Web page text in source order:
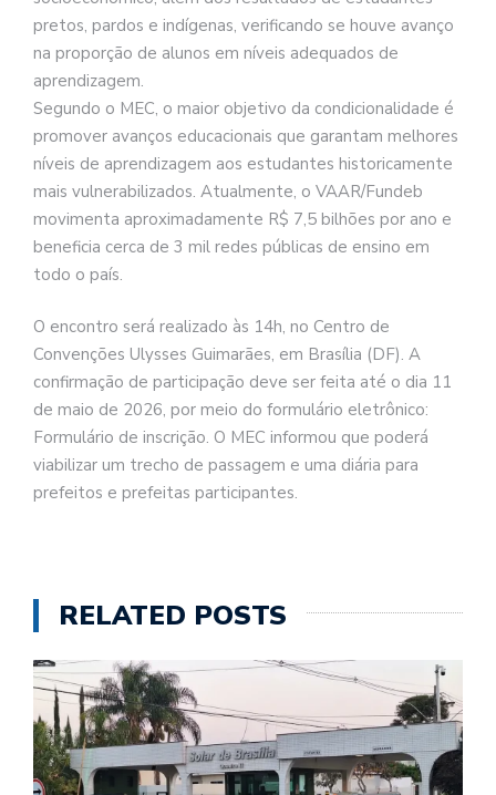
pretos, pardos e indígenas, verificando se houve avanço
na proporção de alunos em níveis adequados de
aprendizagem.
Segundo o MEC, o maior objetivo da condicionalidade é
promover avanços educacionais que garantam melhores
níveis de aprendizagem aos estudantes historicamente
mais vulnerabilizados. Atualmente, o VAAR/Fundeb
movimenta aproximadamente R$ 7,5 bilhões por ano e
beneficia cerca de 3 mil redes públicas de ensino em
todo o país.
O encontro será realizado às 14h, no Centro de
Convenções Ulysses Guimarães, em Brasília (DF). A
confirmação de participação deve ser feita até o dia 11
de maio de 2026, por meio do formulário eletrônico:
Formulário de inscrição. O MEC informou que poderá
viabilizar um trecho de passagem e uma diária para
prefeitos e prefeitas participantes.
RELATED POSTS